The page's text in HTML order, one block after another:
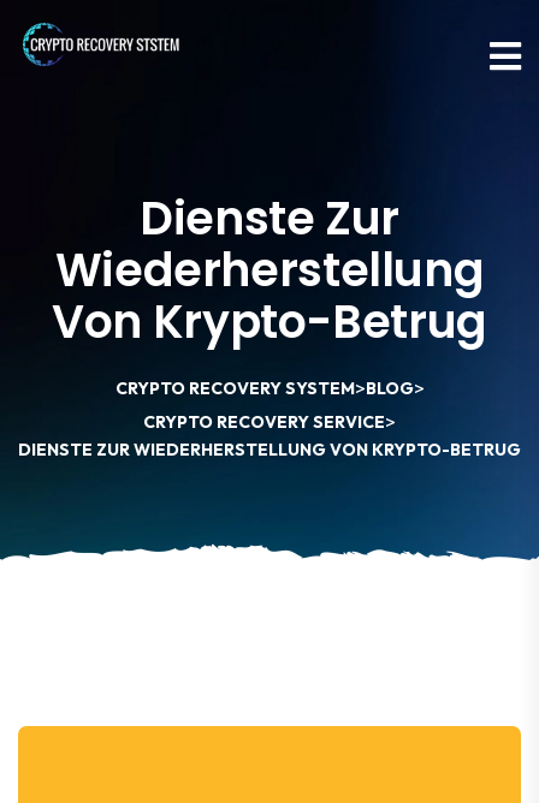
Dienste Zur
Wiederherstellung
Von Krypto-Betrug
CRYPTO RECOVERY SYSTEM>BLOG>
CRYPTO RECOVERY SERVICE>
DIENSTE ZUR WIEDERHERSTELLUNG VON KRYPTO-BETRUG